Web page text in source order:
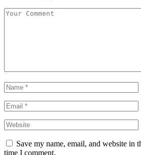
Save my name, email, and website in
time I comment.